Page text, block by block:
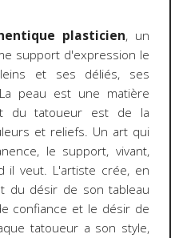
plasticien, un
support d'expression le
et ses déliés, ses
peau est une matière
du tatoueur est de la
et reliefs. Un art qui
le support, vivant,
il veut. L'artiste crée, en
du désir de son tableau
confiance et le désir de
tatoueur a son style,